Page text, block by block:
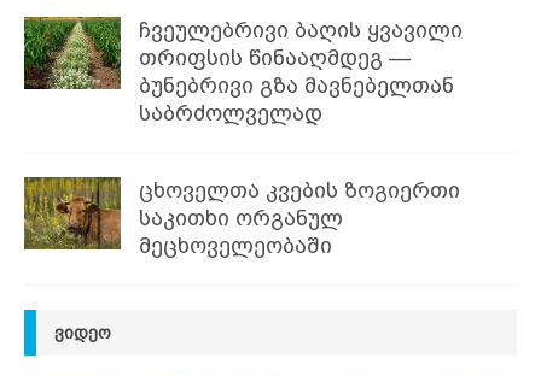
ჩვეულებრივი ბაღის ყვავილი
თრიფსის წინააღმდეგ —
ბუნებრივი გზა მავნებელთან
საბრძოლველად
ცხოველთა კვების ზოგიერთი
საკითხი ორგანულ
მეცხოველეობაში
ᲕᲘᲓᲔᲝ